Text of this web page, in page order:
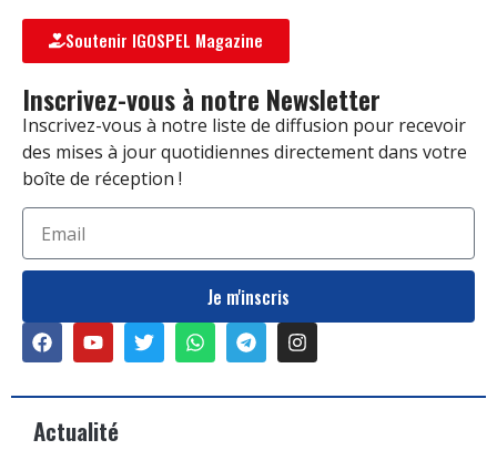
Soutenir IGOSPEL Magazine
Inscrivez-vous à notre Newsletter
Inscrivez-vous à notre liste de diffusion pour recevoir
des mises à jour quotidiennes directement dans votre
boîte de réception !
Je m'inscris
Actualité